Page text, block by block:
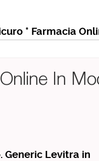
* Farmacia
In
Generic Levitra in